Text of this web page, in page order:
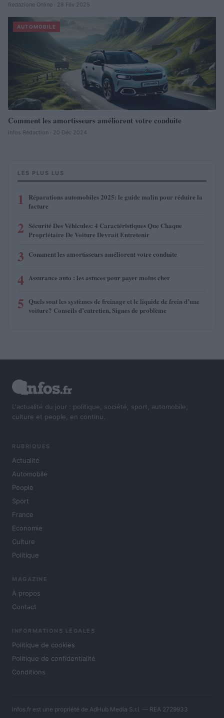
Redazione Online · 28 Fév 2025
AUTOMOBILE
Comment les amortisseurs améliorent votre conduite
Infos Rédaction · 20 Déc 2024
LES PLUS LUS
1
Réparations automobiles 2025: le guide malin pour réduire la
facture
2 Sécurité Des Véhicules: 4 Caractéristiques Que Chaque
Propriétaire De Voiture Devrait Entretenir
3 Comment les amortisseurs améliorent votre conduite
4 Assurance auto : les astuces pour payer moins cher
5 Quels sont les systèmes de freinage et le liquide de frein d’une
voiture? Conseils d’entretien, Signes de problème
L'actualité du jour : politique, société, sport, automobile,
culture et people, en continu.
RUBRIQUES
Actualité
Automobile
People
Sport
France
Economie
Culture
Politique
MAGAZINE
À propos
Contact
INFORMATIONS LÉGALES
Politique de cookies
Politique de confidentialité
Conditions
Infos.fr est une propriété de AdHub Media S.r.l. — REA 2729933